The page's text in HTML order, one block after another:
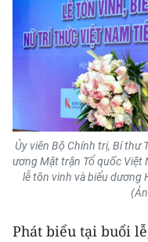
Ảnh
Infographic
TIN ĐỊA PHƯƠNG
Trung du và miền
Ủy viên Bộ Chính trị, Bí thư
ương Mặt trận Tổ quốc Việt
lễ tôn vinh và biểu dương
Phát biểu tại buổi